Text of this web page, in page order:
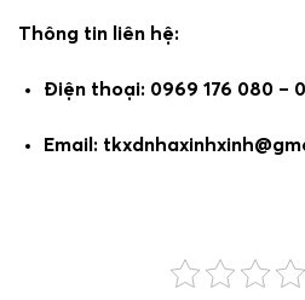
Thông tin liên hệ:
Điện thoại: 0969 176 080 –
Email: